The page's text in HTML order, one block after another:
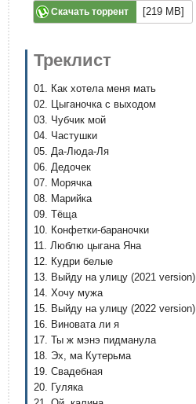
Скачать торрент [219 MB]
Треклист
01. Как хотела меня мать
02. Цыганочка с выходом
03. Чубчик мой
04. Частушки
05. Да-Люда-Ля
06. Дедочек
07. Морячка
08. Марийка
09. Тёща
10. Конфетки-бараночки
11. Люблю цыгана Яна
12. Кудри белые
13. Выйду на улицу (2021 version)
14. Хочу мужа
15. Выйду на улицу (2022 version)
16. Виновата ли я
17. Ты ж мэнэ пидманула
18. Эх, ма Кутерьма
19. Свадебная
20. Гуляка